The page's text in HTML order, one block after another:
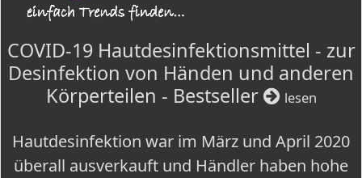
COVID-19 Hautdesinfektionsmittel - zur
Desinfektion von Händen und anderen
Körperteilen - Bestseller
lesen
Hautdesinfektion war im März und April 2020
überall ausverkauft und Händler haben hohe